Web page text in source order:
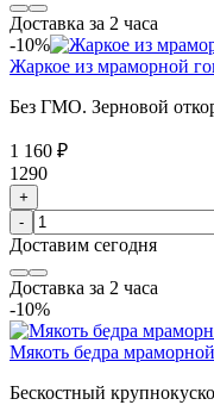
Доставка за 2 часа
-10%
Жаркое из мраморной
Без ГМО. Зерновой
1 160 ₽
1290
+
-
Доставим сегодня
Доставка за 2 часа
-10%
Мякоть бедра
Бескостный